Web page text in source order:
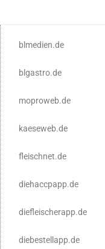
blmedien.de
blgastro.de
moproweb.de
kaeseweb.de
fleischnet.de
diehaccpapp.de
diefleischerapp.de
diebestellapp.de